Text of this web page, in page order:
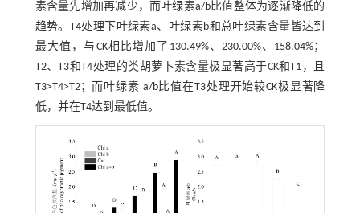
素含量先增加再减少，而叶绿素a/b比值整体为逐渐降低的
趋势。T4处理下叶绿素a、叶绿素b和总叶绿素含量皆达到
最大值，与CK相比增加了130.49%、230.00%、158.04%；
T2、T3和T4处理的类胡萝卜素含量极显著高于CK和T1，且
T3>T4>T2；而叶绿素 a/b比值在T3处理开始较CK极显著降
低，并在T4达到最低值。